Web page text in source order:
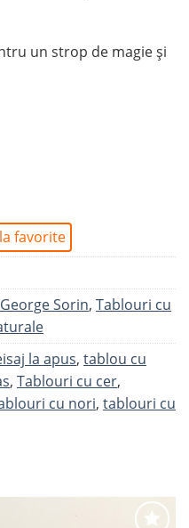
un strop de magie și
favorite
Sorin, Tablouri cu
la apus, tablou cu
, Tablouri cu cer,
cu nori, tablouri cu